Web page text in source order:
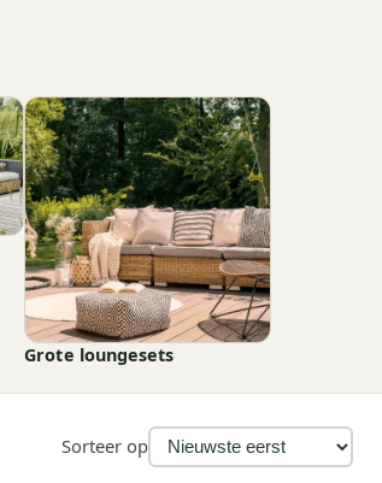
Grote loungesets
Sorteer op